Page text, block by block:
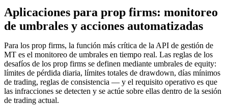
Aplicaciones para prop firms: monitoreo
de umbrales y acciones automatizadas
Para los prop firms, la función más crítica de la API de gestión de
MT es el monitoreo de umbrales en tiempo real. Las reglas de los
desafíos de los prop firms se definen mediante umbrales de equity:
límites de pérdida diaria, límites totales de drawdown, días mínimos
de trading, reglas de consistencia — y el requisito operativo es que
las infracciones se detecten y se actúe sobre ellas dentro de la sesión
de trading actual.